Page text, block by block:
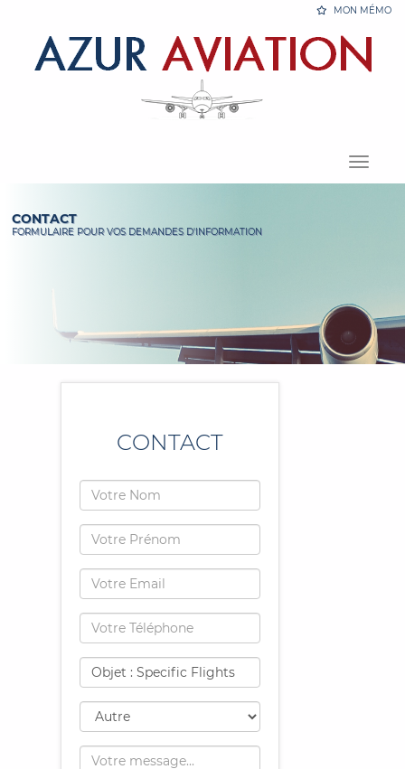
MON MÉMO
Menu
CONTACT
FORMULAIRE POUR VOS DEMANDES D'INFORMATION
CONTACT